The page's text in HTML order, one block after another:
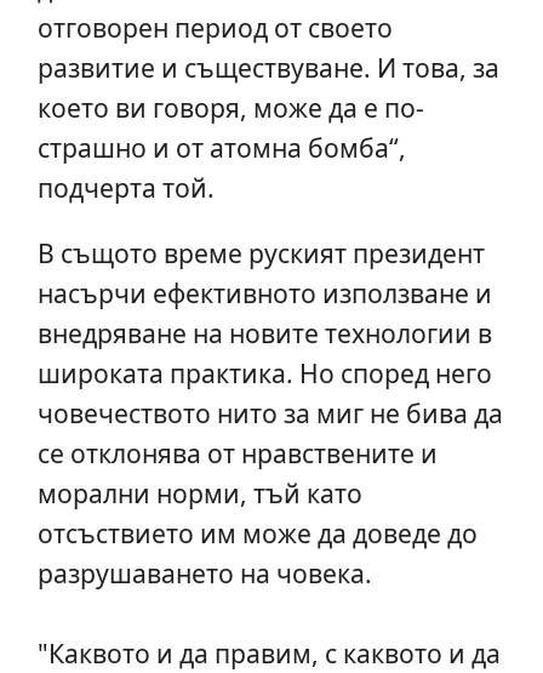
отговорен период от своето
развитие и съществуване. И това, за
което ви говоря, може да е по-
страшно и от атомна бомба“,
подчерта той.
В същото време руският президент
насърчи ефективното използване и
внедряване на новите технологии в
широката практика. Но според него
човечеството нито за миг не бива да
се отклонява от нравствените и
морални норми, тъй като
отсъствието им може да доведе до
разрушаването на човека.
"Каквото и да правим, с каквото и да